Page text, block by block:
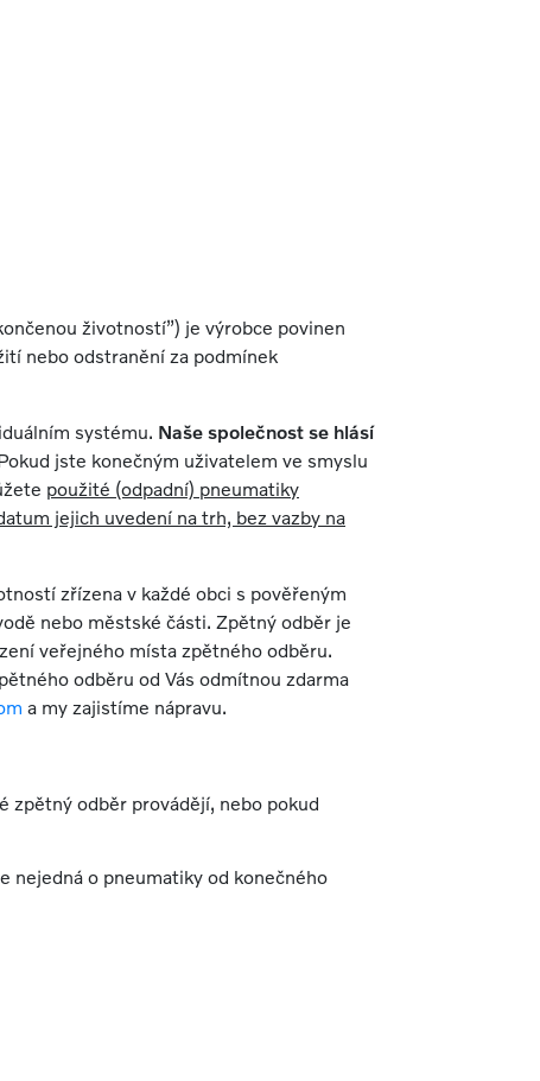
životností”) je výrobce povinen
nebo odstranění za podmínek
systému. Naše společnost se hlásí
jste konečným uživatelem ve smyslu
použité (odpadní) pneumatiky
jejich uvedení na trh, bez vazby na
zřízena v každé obci s pověřeným
nebo městské části. Zpětný odběr je
veřejného místa zpětného odběru.
odběru od Vás odmítnou zdarma
a my zajistíme nápravu.
zpětný odběr provádějí, nebo pokud
nejedná o pneumatiky od konečného